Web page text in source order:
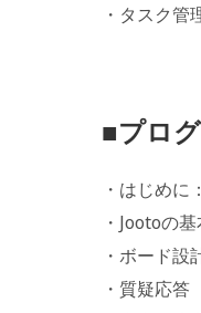
・タスク
■プロ
・はじめ
・Jootoの
・ボード
・質疑応答